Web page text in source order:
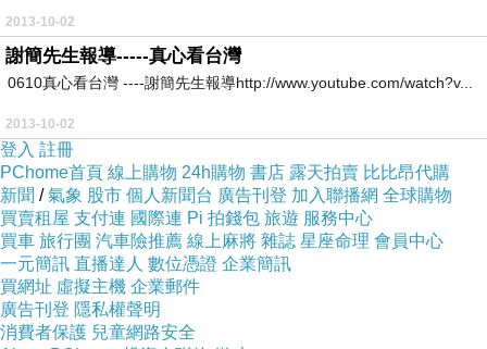
2013-10-02
謝簡先生報導-----真心看台灣
0610真心看台灣 ----謝簡先生報導http://www.youtube.com/watch?v...
2013-10-02
登入 註冊
PChome首頁 線上購物 24h購物 書店 露天拍賣 比比昂代購
新聞 /氣象 股市 個人新聞台 廣告刊登 加入聯播網 全球購物
買賣租屋 支付連 國際連 Pi 拍錢包 旅遊 服務中心
買車 旅行團 汽車險推薦 線上麻將 雜誌 星座命理 會員中心
一元簡訊 直播達人 數位憑證 企業簡訊
買網址 虛擬主機 企業郵件
廣告刊登 隱私權聲明
消費者保護 兒童網路安全